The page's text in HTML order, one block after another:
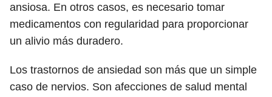
ansiosa. En otros casos, es necesario tomar
medicamentos con regularidad para proporcionar
un alivio más duradero.
Los trastornos de ansiedad son más que un simple
caso de nervios. Son afecciones de salud mental